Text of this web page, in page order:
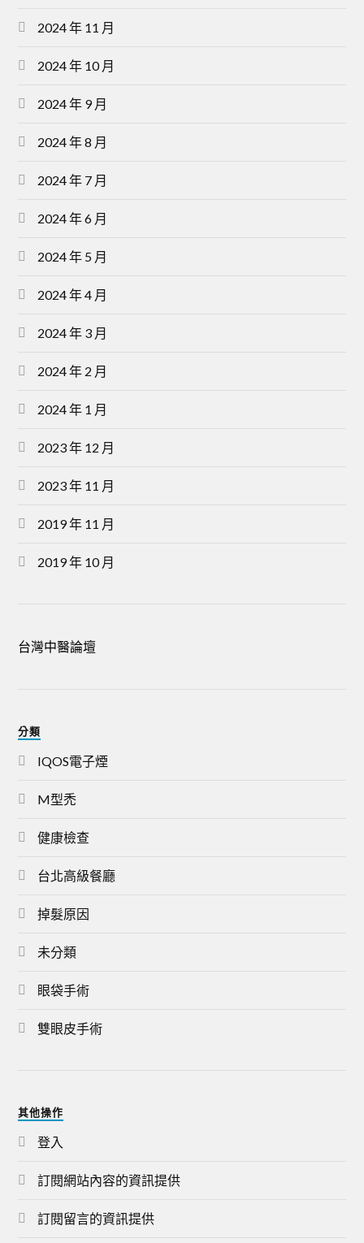
2024 年 11 月
2024 年 10 月
2024 年 9 月
2024 年 8 月
2024 年 7 月
2024 年 6 月
2024 年 5 月
2024 年 4 月
2024 年 3 月
2024 年 2 月
2024 年 1 月
2023 年 12 月
2023 年 11 月
2019 年 11 月
2019 年 10 月
台灣中醫論壇
分類
IQOS電子煙
M型禿
健康檢查
台北高級餐廳
掉髮原因
未分類
眼袋手術
雙眼皮手術
其他操作
登入
訂閱網站內容的資訊提供
訂閱留言的資訊提供